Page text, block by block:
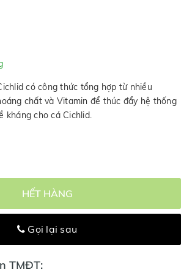
có công thức tổng hợp từ nhiều
chất và Vitamin để thúc đẩy hệ thống
kháng cho cá Cichlid.
HẾT HÀNG
Gọi lại sau
TMĐT: